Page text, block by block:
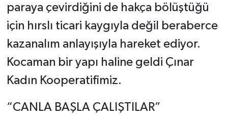
paraya çevirdiğini de hakça bölüştüğü
için hırslı ticari kaygıyla değil beraberce
kazanalım anlayışıyla hareket ediyor.
Kocaman bir yapı haline geldi Çınar
Kadın Kooperatifimiz.
“CANLA BAŞLA ÇALIŞTILAR”